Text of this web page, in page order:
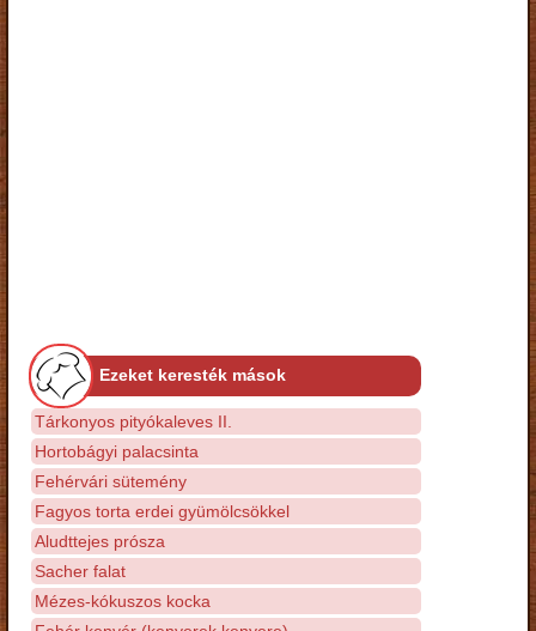
Ezeket keresték mások
Tárkonyos pityókaleves II.
Hortobágyi palacsinta
Fehérvári sütemény
Fagyos torta erdei gyümölcsökkel
Aludttejes prósza
Sacher falat
Mézes-kókuszos kocka